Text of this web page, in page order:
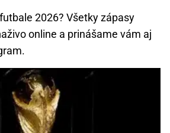
2026? Všetky zápasy
online a prinášame vám aj